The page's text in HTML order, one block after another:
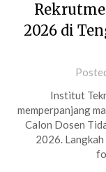
2026 di
Institut
memperpanjang
Calon Dosen
2026.